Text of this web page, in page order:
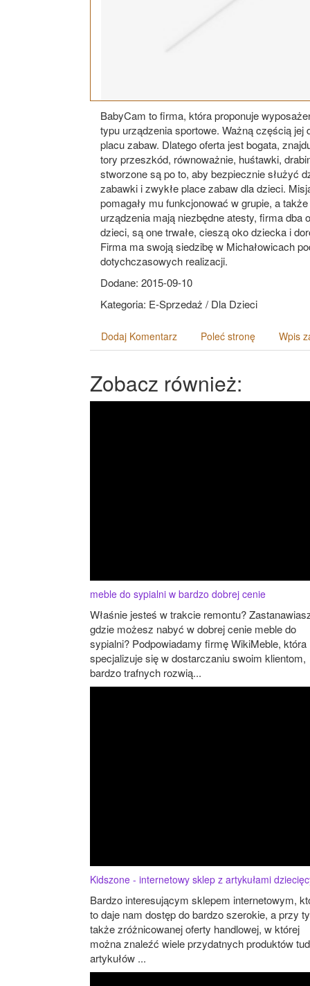
BabyCam to firma, która proponuje
typu urządzenia sportowe. Ważną częścią
placu zabaw. Dlatego oferta jest bogata,
tory przeszkód, równoważnie, huśtawki,
stworzone są po to, aby bezpiecznie służyć
zabawki i zwykłe place zabaw dla dzieci.
pomagały mu funkcjonować w grupie, a
urządzenia mają niezbędne atesty, firma dba
dzieci, są one trwałe, cieszą oko dziecka i
Firma ma swoją siedzibę w Michałowicach
dotychczasowych realizacji.
Dodane: 2015-09-10
Kategoria: E-Sprzedaż / Dla Dzieci
Dodaj Komentarz Poleć stronę Wpis
Zobacz również:
meble do sypialni w bardzo dobrej cenie
Właśnie jesteś w trakcie remontu?
gdzie możesz nabyć w dobrej cenie meble do
sypialni? Podpowiadamy firmę WikiMeble, która
specjalizuje się w dostarczaniu swoim klientom,
bardzo trafnych rozwią...
Kidszone - internetowy sklep z artykułami
Bardzo interesującym sklepem internetowym,
to daje nam dostęp do bardzo szerokie, a przy
także zróżnicowanej oferty handlowej, w której
można znaleźć wiele przydatnych produktów
artykułów ...